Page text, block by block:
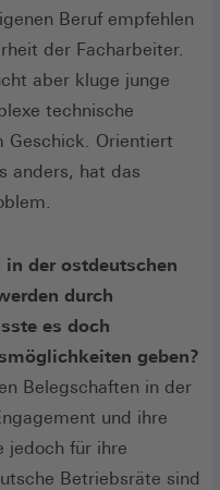
Beruf empfehlen
der Facharbeiter.
aber kluge junge
technische
Geschick. Orientiert
anders, hat das
der ostdeutschen
durch
es doch
geben?
Belegschaften in der
und ihre
jedoch für ihre
Betriebsräte sind